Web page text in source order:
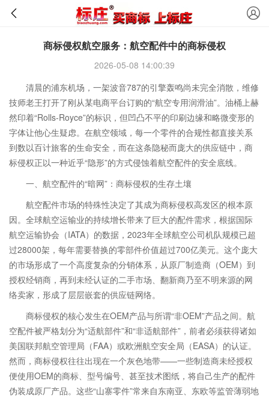
商标侵权航空服务：航空配件中的商标侵权
2026-05-08 14:00:39
清晨的浦东机场，一架波音787的引擎轰鸣尚未完全消散，维修
技师老王打开了刚从某电商平台订购的“航空专用润滑油”。油桶上赫
然印着“Rolls-Royce”的标识，但凹凸不平的印刷边缘和略微变形的
字体让他心生疑虑。在航空领域，每一个零件的合规性都直接关系
到数以百计旅客的生命安全，而在这条隐秘而庞大的供应链中，商
标侵权正以一种近乎“隐形”的方式侵蚀着航空配件的安全底线。
一、航空配件的“暗网”：商标侵权的生存土壤
航空配件市场的特殊性决定了其成为商标侵权高发区的根本原
因。全球航空运输业的持续增长带来了巨大的配件需求，根据国际
航空运输协会（IATA）的数据，2023年全球航空公司机队规模已超
过28000架，每年需要替换的零部件价值超过700亿美元。这个庞大
的市场形成了一个高度复杂的分销体系，从原厂制造商（OEM）到
授权经销商，再到未经认证的二手市场、翻新商乃至不明来源的网
络卖家，形成了层层嵌套的供应链网络。
商标侵权的核心发生在OEM产品与所谓“非OEM”产品之间。航
空配件被严格划分为“适航部件”和“非适航部件”，前者必须获得诸如
美国联邦航空管理局（FAA）或欧洲航空安全局（EASA）的认证。
然而，商标侵权往往出现在一个灰色地带——一些制造商未经授权
便使用OEM的商标、型号编号、甚至技术图纸，将自己生产的配件
伪装成原厂产品。这些“山寨零件”常来自东南亚、东欧等监管薄弱地